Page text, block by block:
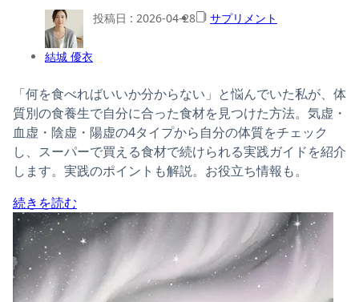
結城 優衣
投稿日 : 2026-04-28 サプリメント
「何を食べればいいか分からない」と悩んでいた私が、体
質別の食養生で自分に合った食材を見つけた方法。気虚・
血虚・陰虚・陽虚の4タイプから自分の体質をチェック
し、スーパーで買える食材で続けられる実践ガイドを紹介
します。実践のポイントも解説。お役立ち情報も。
続きを読む